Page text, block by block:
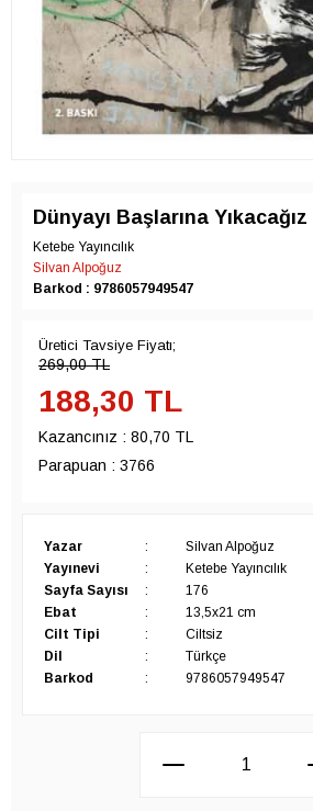
Dünyayı Başlarına Yıkacağız
Ketebe Yayıncılık
Silvan Alpoğuz
Barkod : 9786057949547
Üretici Tavsiye Fiyatı;
269,00TL
188,30 TL
Kazancınız : 80,70 TL
Parapuan : 3766
Yazar :
Silvan Alpoğuz
Yayınevi
:
Ketebe Yayıncılık
Sayfa Sayısı
:
176
Ebat
:
13,5x21 cm
Cilt Tipi
:
Ciltsiz
Dil
:
Türkçe
Barkod
: 9786057949547